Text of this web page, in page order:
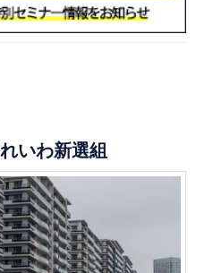
いわ新選組